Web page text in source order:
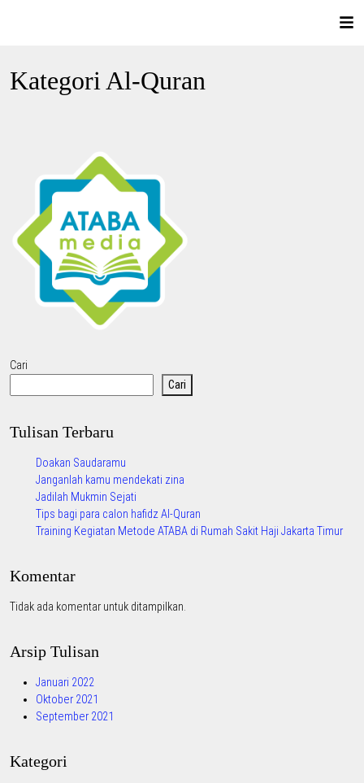
Kategori Al-Quran
Cari
Cari
Tulisan Terbaru
Doakan Saudaramu
Janganlah kamu mendekati zina
Jadilah Mukmin Sejati
Tips bagi para calon hafidz Al-Quran
Training Kegiatan Metode ATABA di Rumah Sakit Haji Jakarta Timur
Komentar
Tidak ada komentar untuk ditampilkan.
Arsip Tulisan
Januari 2022
Oktober 2021
September 2021
Kategori